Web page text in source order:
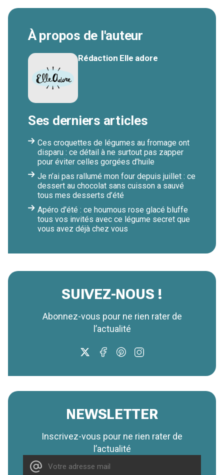
À propos de l'auteur
Rédaction Elle adore
Ses derniers articles
Ces croquettes de légumes au fromage ont
disparu : ce détail à ne surtout pas zapper
pour éviter celles gorgées d’huile
Je n’ai pas rallumé mon four depuis juillet : ce
dessert au chocolat sans cuisson a sauvé
tous mes desserts d’été
Apéro d'été : ce houmous rose glacé bluffe
tous vos invités avec ce légume secret que
vous avez déjà chez vous
SUIVEZ-NOUS !
Abonnez-vous pour ne rien rater de
l’actualité
NEWSLETTER
Inscrivez-vous pour ne rien rater de
l’actualité